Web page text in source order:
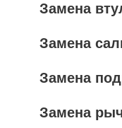
Замена
Замена
Замена
Замена